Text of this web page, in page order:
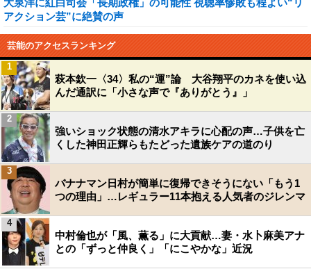
大泉洋に紅白司会「長期政権」の可能性 視聴率惨敗も程よい“リ
アクション芸”に絶賛の声
芸能のアクセスランキング
萩本欽一〈34〉私の“運”論 大谷翔平のカネを使い込
んだ通訳に「小さな声で『ありがとう』」
1
強いショック状態の清水アキラに心配の声…子供を亡
くした神田正輝らもたどった遺族ケアの道のり
2
バナナマン日村が簡単に復帰できそうにない「もう1
つの理由」…レギュラー11本抱える人気者のジレンマ
3
中村倫也が「風、薫る」に大貢献…妻・水卜麻美アナ
との「ずっと仲良く」「にこやかな」近況
4